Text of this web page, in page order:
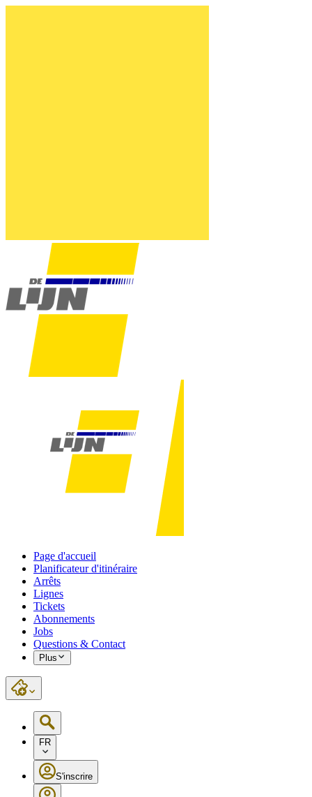
Page d'accueil
Planificateur d'itinéraire
Arrêts
Lignes
Tickets
Abonnements
Jobs
Questions & Contact
Plus
FR
S'inscrire